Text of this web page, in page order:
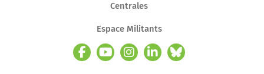
Centrales
Espace Militants